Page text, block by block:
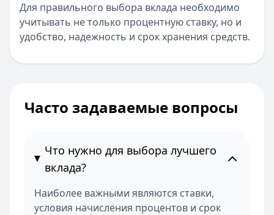
Для правильного выбора вклада необходимо
учитывать не только процентную ставку, но и
удобство, надежность и срок хранения средств.
Часто задаваемые вопросы
Что нужно для выбора лучшего
вклада?
Наиболее важными являются ставки,
условия начисления процентов и срок